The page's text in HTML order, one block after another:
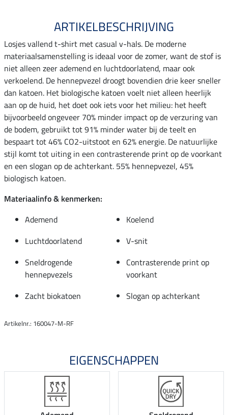
ARTIKELBESCHRIJVING
Losjes vallend t-shirt met casual v-hals. De moderne
materiaalsamenstelling is ideaal voor de zomer, want de stof is
niet alleen zeer ademend en luchtdoorlatend, maar ook
verkoelend. De hennepvezel droogt bovendien drie keer sneller
dan katoen. Het biologische katoen voelt niet alleen heerlijk
aan op de huid, het doet ook iets voor het milieu: het heeft
bijvoorbeeld ongeveer 70% minder impact op de verzuring van
de bodem, gebruikt tot 91% minder water bij de teelt en
bespaart tot 46% CO2-uitstoot en 62% energie. De natuurlijke
stijl komt tot uiting in een contrasterende print op de voorkant
en een slogan op de achterkant. 55% hennepvezel, 45%
biologisch katoen.
Materiaalinfo & kenmerken:
Ademend
Koelend
Luchtdoorlatend
V-snit
Sneldrogende
hennepvezels
Contrasterende print op
voorkant
Zacht biokatoen
Slogan op achterkant
Artikelnr.: 160047-M-RF
EIGENSCHAPPEN